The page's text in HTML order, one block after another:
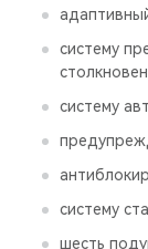
систему
систему
систему
шесть